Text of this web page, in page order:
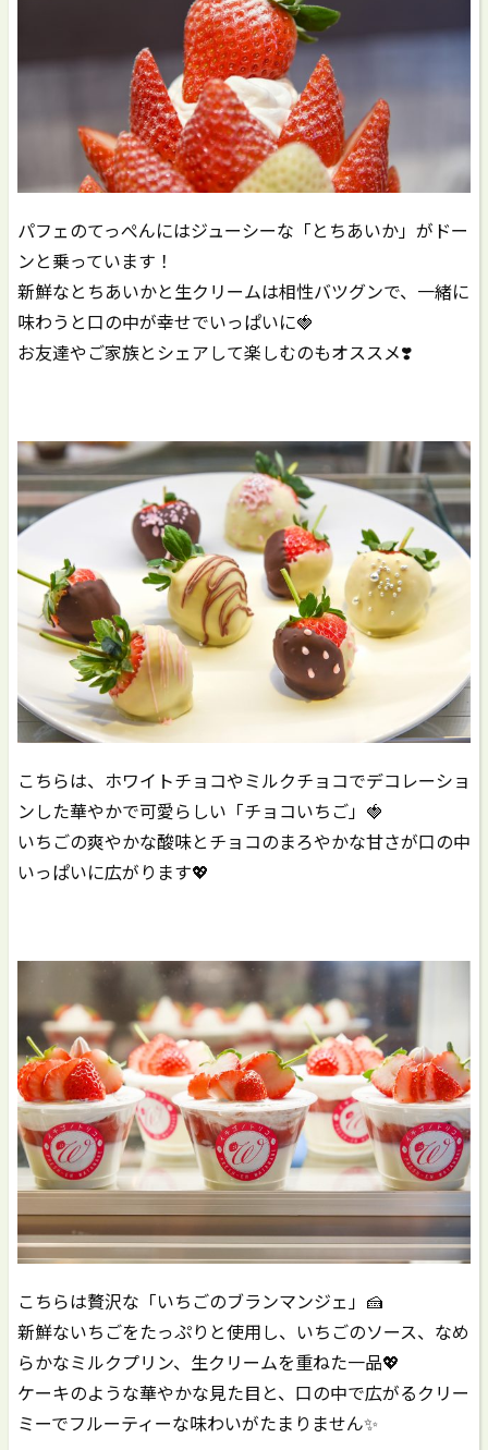
パフェのてっぺんにはジューシーな「とちあいか」がドー
ンと乗っています！
新鮮なとちあいかと生クリームは相性バツグンで、一緒に
味わうと口の中が幸せでいっぱいに🍓
お友達やご家族とシェアして楽しむのもオススメ❣️
こちらは、ホワイトチョコやミルクチョコでデコレーショ
ンした華やかで可愛らしい「チョコいちご」🍓
いちごの爽やかな酸味とチョコのまろやかな甘さが口の中
いっぱいに広がります💖
こちらは贅沢な「いちごのブランマンジェ」🍰
新鮮ないちごをたっぷりと使用し、いちごのソース、なめ
らかなミルクプリン、生クリームを重ねた一品💖
ケーキのような華やかな見た目と、口の中で広がるクリー
ミーでフルーティーな味わいがたまりません✨